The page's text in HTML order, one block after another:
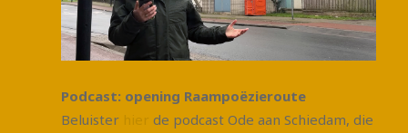
Podcast: opening Raampoëzieroute
Beluister hier de podcast Ode aan Schiedam, die